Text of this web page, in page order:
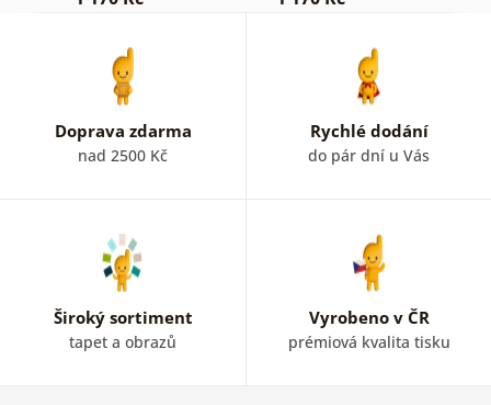
Doprava zdarma
nad 2500 Kč
Rychlé dodání
do pár dní u Vás
Široký sortiment
tapet a obrazů
Vyrobeno v ČR
prémiová kvalita tisku